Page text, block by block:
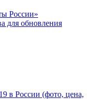
для обновления
в России (фото, цена,